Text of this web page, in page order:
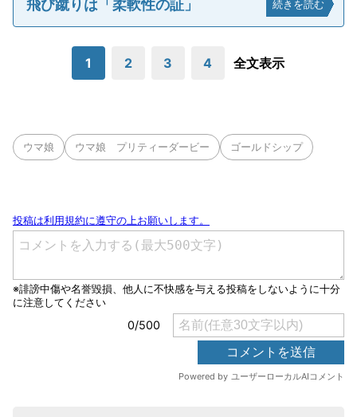
飛び蹴りは「柔軟性の証」 続きを読む
1 2 3 4 全文表示
ウマ娘 ウマ娘 プリティーダービー ゴールドシップ